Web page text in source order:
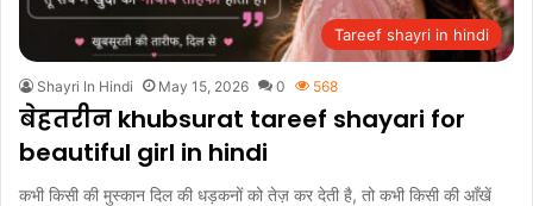
Tareef shayri in hindi
Shayri In Hindi May 15, 2026 0 568
बेहतरीन khubsurat tareef shayari for
beautiful girl in hindi
कभी किसी की मुस्कान दिल की धड़कनों को तेज़ कर देती है, तो कभी किसी की आँखें